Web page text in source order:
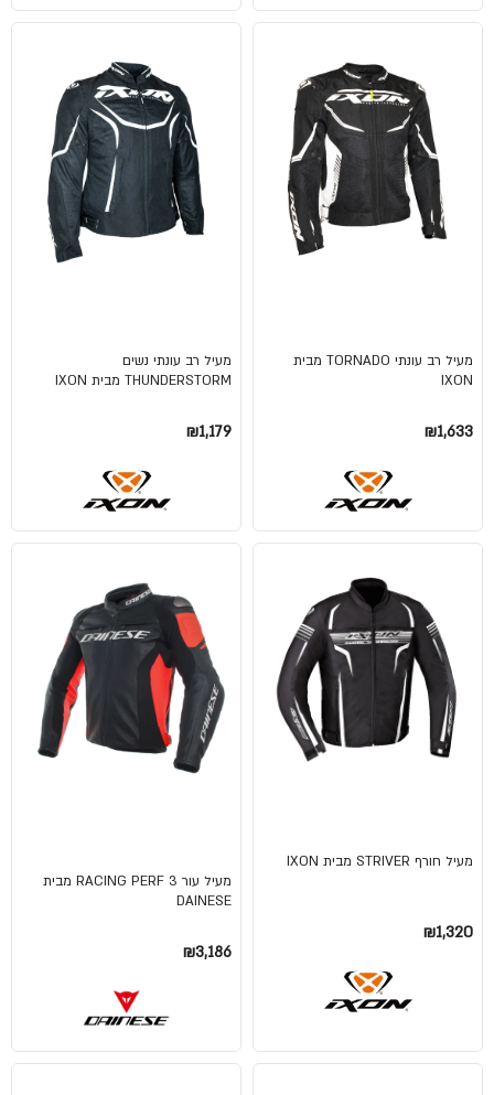
מעיל רב עונתי TORNADO מבית
IXON
₪1,633
מעיל רב עונתי נשים
THUNDERSTORM מבית IXON
₪1,179
מעיל חורף STRIVER מבית IXON
₪1,320
מעיל עור RACING PERF 3 מבית
DAINESE
₪3,186